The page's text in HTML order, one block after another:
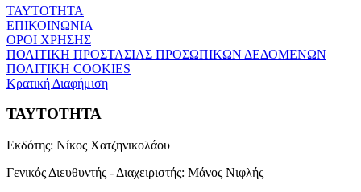
ΤΑΥΤΟΤΗΤΑ
ΕΠΙΚΟΙΝΩΝΙΑ
ΟΡΟΙ ΧΡΗΣΗΣ
ΠΟΛΙΤΙΚΗ ΠΡΟΣΤΑΣΙΑΣ ΠΡΟΣΩΠΙΚΩΝ ΔΕΔΟΜΕΝΩΝ
ΠΟΛΙΤΙΚΗ COOKIES
Κρατική Διαφήμιση
ΤΑΥΤΟΤΗΤΑ
Εκδότης: Νίκος Χατζηνικολάου
Γενικός Διευθυντής - Διαχειριστής: Μάνος Νιφλής